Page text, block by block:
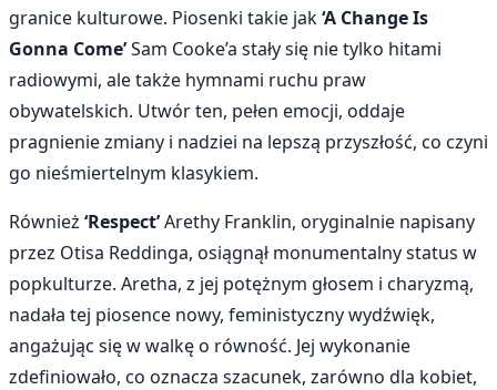
granice kulturowe. Piosenki takie jak‘A Change Is
Gonna Come’Sam Cooke’a stały się nie tylko hitami
radiowymi, ale także hymnami ruchu praw
obywatelskich. Utwór ten, pełen emocji, oddaje
pragnienie zmiany i nadziei na lepszą przyszłość, co czyni
go nieśmiertelnym klasykiem.
Również ‘Respect’Arethy Franklin, oryginalnie napisany
przez Otisa Reddinga, osiągnął monumentalny status w
popkulturze. Aretha, z jej potężnym głosem i charyzmą,
nadała tej piosence nowy, feministyczny wydźwięk,
angażując się w walkę o równość. Jej wykonanie
zdefiniowało, co oznacza szacunek, zarówno dla kobiet,